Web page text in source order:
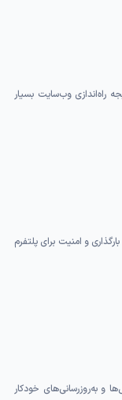
راه‌اندازی وب‌سایت بسیار
و امنیت برای پلتفرم
و به‌روزرسانی‌های خودکار